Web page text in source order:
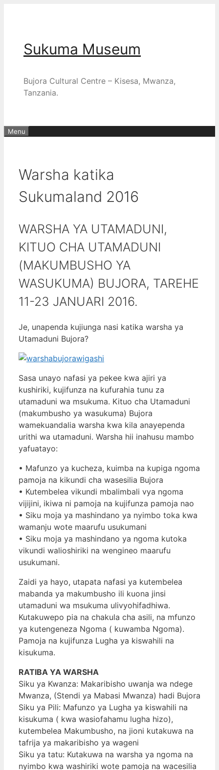
Sukuma Museum
Bujora Cultural Centre – Kisesa, Mwanza,
Tanzania.
Menu
Warsha katika
Sukumaland 2016
WARSHA YA UTAMADUNI,
KITUO CHA UTAMADUNI
(MAKUMBUSHO YA
WASUKUMA) BUJORA, TAREHE
11-23 JANUARI 2016.
Je, unapenda kujiunga nasi katika warsha ya
Utamaduni Bujora?
Sasa unayo nafasi ya pekee kwa ajiri ya
kushiriki, kujifunza na kufurahia tunu za
utamaduni wa msukuma. Kituo cha Utamaduni
(makumbusho ya wasukuma) Bujora
wamekuandalia warsha kwa kila anayependa
urithi wa utamaduni. Warsha hii inahusu mambo
yafuatayo:
• Mafunzo ya kucheza, kuimba na kupiga ngoma
pamoja na kikundi cha wasesilia Bujora
• Kutembelea vikundi mbalimbali vya ngoma
vijijini, ikiwa ni pamoja na kujifunza pamoja nao
• Siku moja ya mashindano ya nyimbo toka kwa
wamanju wote maarufu usukumani
• Siku moja ya mashindano ya ngoma kutoka
vikundi walioshiriki na wengineo maarufu
usukumani.
Zaidi ya hayo, utapata nafasi ya kutembelea
mabanda ya makumbusho ili kuona jinsi
utamaduni wa msukuma ulivyohifadhiwa.
Kutakuwepo pia na chakula cha asili, na mfunzo
ya kutengeneza Ngoma ( kuwamba Ngoma).
Pamoja na kujifunza Lugha ya kiswahili na
kisukuma.
RATIBA YA WARSHA
Siku ya Kwanza: Makaribisho uwanja wa ndege
Mwanza, (Stendi ya Mabasi Mwanza) hadi Bujora
Siku ya Pili: Mafunzo ya Lugha ya kiswahili na
kisukuma ( kwa wasiofahamu lugha hizo),
kutembelea Makumbusho, na jioni kutakuwa na
tafrija ya makaribisho ya wageni
Siku ya tatu: Kutakuwa na warsha ya ngoma na
nyimbo kwa washiriki wote pamoja na wacesilia